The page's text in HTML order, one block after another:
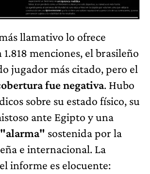
llamativo lo ofrece
1.818 menciones, el brasileño
jugador más citado, pero el
fue negativa. Hubo
sobre su estado físico, su
ante Egipto y una
"alarma" sostenida por la
e internacional. La
informe es elocuente: